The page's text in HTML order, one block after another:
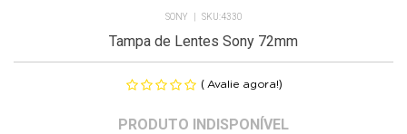
SONY 4330
Tampa de Lentes Sony 72mm
( Avalie agora!)